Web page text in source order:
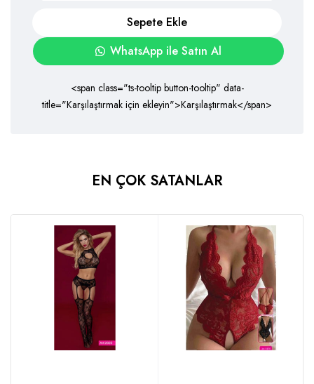
Sepete Ekle
WhatsApp ile Satın Al
<span class="ts-tooltip button-tooltip" data-
title="Karşılaştırmak için ekleyin">Karşılaştırmak</span>
EN ÇOK SATANLAR